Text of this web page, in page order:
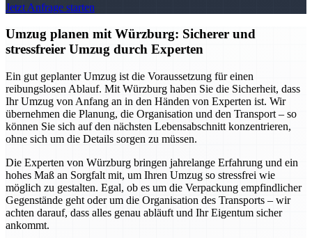
Jetzt Anfrage starten
Umzug planen mit Würzburg: Sicherer und
stressfreier Umzug durch Experten
Ein gut geplanter Umzug ist die Voraussetzung für einen
reibungslosen Ablauf. Mit Würzburg haben Sie die Sicherheit, dass
Ihr Umzug von Anfang an in den Händen von Experten ist. Wir
übernehmen die Planung, die Organisation und den Transport – so
können Sie sich auf den nächsten Lebensabschnitt konzentrieren,
ohne sich um die Details sorgen zu müssen.
Die Experten von Würzburg bringen jahrelange Erfahrung und ein
hohes Maß an Sorgfalt mit, um Ihren Umzug so stressfrei wie
möglich zu gestalten. Egal, ob es um die Verpackung empfindlicher
Gegenstände geht oder um die Organisation des Transports – wir
achten darauf, dass alles genau abläuft und Ihr Eigentum sicher
ankommt.